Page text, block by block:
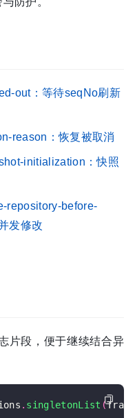
out：等待seqNo刷新
reason：恢复被取消
initialization：快照
repository-before-
发修改
片段，便于继续结合异
. singletonList (